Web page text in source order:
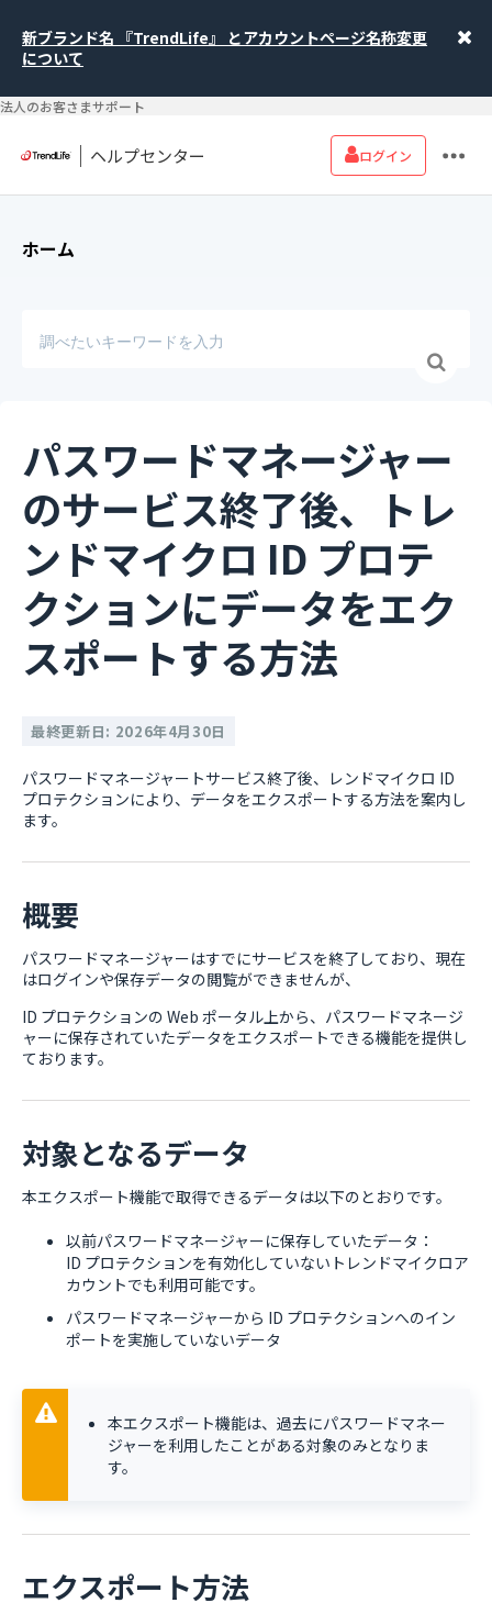
新ブランド名 『TrendLife』 とアカウントページ名称変更
について
法人のお客さまサポート
ヘルプセンター ログイン
ホーム
パスワードマネージャー
のサービス終了後、トレ
ンドマイクロ ID プロテ
クションにデータをエク
スポートする方法
最終更新日: 2026年4月30日
パスワードマネージャートサービス終了後、レンドマイクロ ID
プロテクションにより、データをエクスポートする方法を案内し
ます。
概要
パスワードマネージャーはすでにサービスを終了しており、現在
はログインや保存データの閲覧ができませんが、
ID プロテクションの Web ポータル上から、パスワードマネージ
ャーに保存されていたデータをエクスポートできる機能を提供し
ております。
対象となるデータ
本エクスポート機能で取得できるデータは以下のとおりです。
以前パスワードマネージャーに保存していたデータ：
ID プロテクションを有効化していないトレンドマイクロア
カウントでも利用可能です。
パスワードマネージャーから ID プロテクションへのイン
ポートを実施していないデータ
本エクスポート機能は、過去にパスワードマネー
ジャーを利用したことがある対象のみとなりま
す。
エクスポート方法